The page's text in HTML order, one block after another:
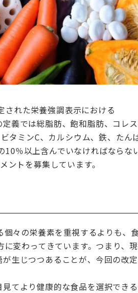
れた栄養強調表示における
義では総脂肪、飽和脂肪、コレ
タミンC、カルシウム、鉄、たん
％以上含んでいなければならな
ントを募集しています。
々の栄養素を重視するよりも、
変わってきています。つまり、
生じつつあることが、今回の改
てより健康的な食品を選択でき